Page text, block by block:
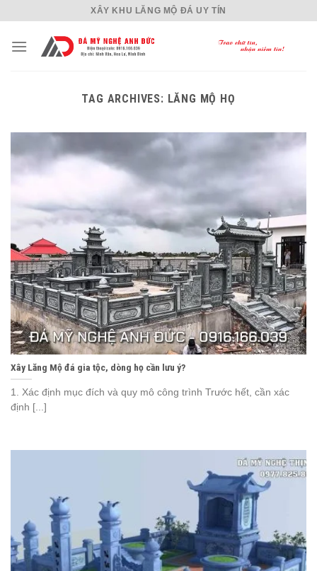
content
XÂY KHU LĂNG MỘ ĐÁ UY TÍN
TAG ARCHIVES: LĂNG MỘ HỌ
Xây Lăng Mộ đá gia tộc, dòng họ cần lưu ý?
1. Xác định mục đích và quy mô công trình Trước hết, cần xác
định [...]